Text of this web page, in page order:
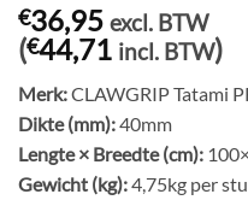
€36,95 excl. BTW
(€44,71 incl. BTW)
Merk:CLAWGRIP Tatami
Dikte (mm):40mm
Lengte × Breedte (cm):
Gewicht (kg):4,75kg per